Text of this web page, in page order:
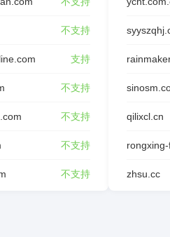
不支持
支持
不支持
不支持
不支持
不支持
qilixcl.cn
zhsu.cc